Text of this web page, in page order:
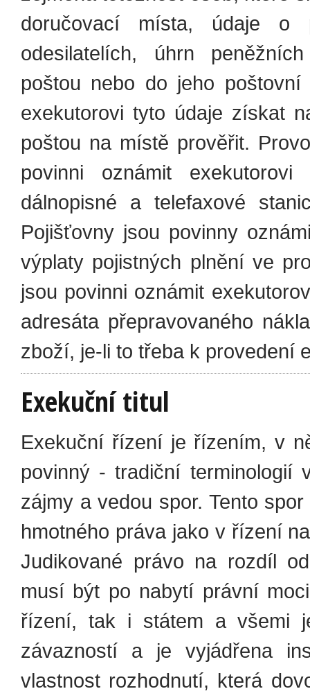
doručovací místa, údaje
odesilatelích, úhrn
poštou nebo do jeho
exekutorovi tyto údaje získat
poštou na místě prověřit.
povinni oznámit
dálnopisné a telefaxové
Pojišťovny jsou povinny
výplaty pojistných plnění ve
jsou povinni oznámit
adresáta přepravovaného
zboží, je-li to třeba k provedení
Exekuční titul
Exekuční řízení je řízením, v
povinný - tradiční terminologií
zájmy a vedou spor. Tento
hmotného práva jako v řízení
Judikované právo na rozdíl
musí být po nabytí právní
řízení, tak i státem a všemi
závazností a je vyjádřena
vlastnost rozhodnutí, která